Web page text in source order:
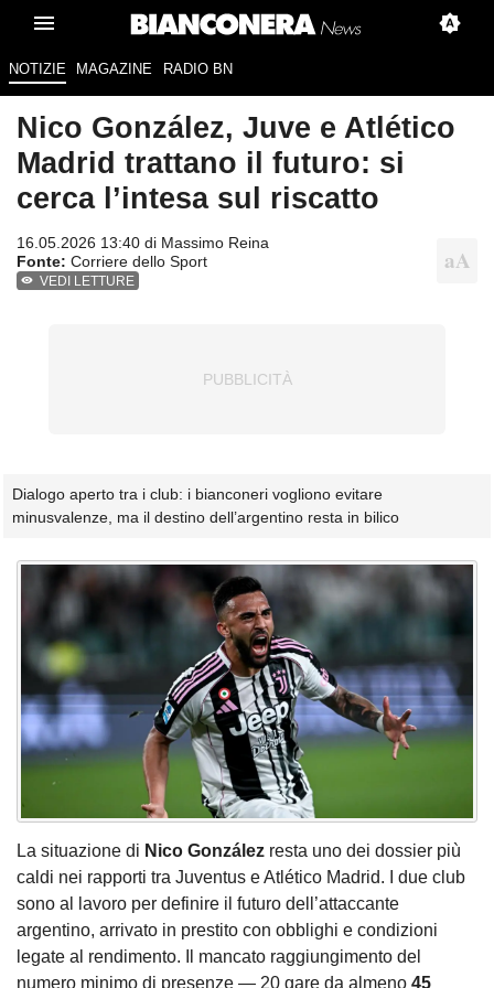
NOTIZIE MAGAZINE RADIO BN
Nico González, Juve e Atlético
Madrid trattano il futuro: si
cerca l’intesa sul riscatto
16.05.2026 13:40 di Massimo Reina
Fonte: Corriere dello Sport
VEDI LETTURE
Dialogo aperto tra i club: i bianconeri vogliono evitare
minusvalenze, ma il destino dell’argentino resta in bilico
La situazione di Nico González resta uno dei dossier più
caldi nei rapporti tra Juventus e Atlético Madrid. I due club
sono al lavoro per definire il futuro dell’attaccante
argentino, arrivato in prestito con obblighi e condizioni
legate al rendimento. Il mancato raggiungimento del
numero minimo di presenze — 20 gare da almeno 45